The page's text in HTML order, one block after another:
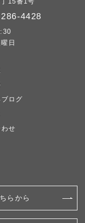
4428
日
ログ
せ
らから